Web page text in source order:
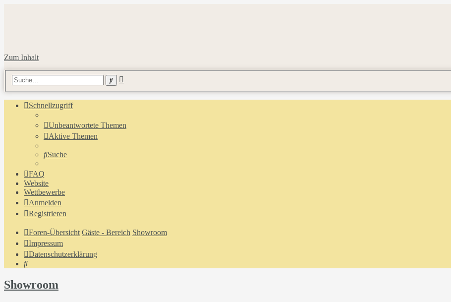
Zum Inhalt
Suche
Schnellzugriff
Unbeantwortete Themen
Aktive Themen
Suche
FAQ
Website
Wettbewerbe
Anmelden
Registrieren
Foren-Übersicht Gäste - Bereich Showroom
Impressum
Datenschutzerklärung
Suche
Showroom